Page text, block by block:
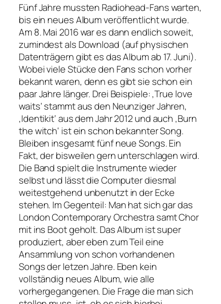
Fünf Jahre mussten Radiohead-Fans warten,
bis ein neues Album veröffentlicht wurde.
Am 8. Mai 2016 war es dann endlich soweit,
zumindest als Download (auf physischen
Datenträgern gibt es das Album ab 17. Juni).
Wobei viele Stücke den Fans schon vorher
bekannt waren, denn es gibt sie schon ein
paar Jahre länger. Drei Beispiele: ‚True love
waits‘ stammt aus den Neunziger Jahren,
‚Identikit‘ aus dem Jahr 2012 und auch ‚Burn
the witch‘ ist ein schon bekannter Song.
Bleiben insgesamt fünf neue Songs. Ein
Fakt, der bisweilen gern unterschlagen wird.
Die Band spielt die Instrumente wieder
selbst und lässt die Computer diesmal
weitestgehend unbenutzt in der Ecke
stehen. Im Gegenteil: Man hat sich gar das
London Contemporary Orchestra samt Chor
mit ins Boot geholt. Das Album ist super
produziert, aber eben zum Teil eine
Ansammlung von schon vorhandenen
Songs der letzen Jahre. Eben kein
vollständig neues Album, wie alle
vorhergegangenen. Die Frage die man sich